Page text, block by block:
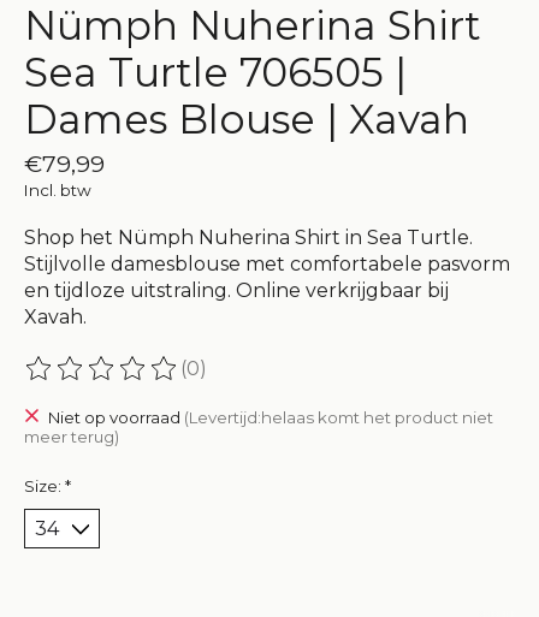
Nümph Nuherina Shirt
Sea Turtle 706505 |
Dames Blouse | Xavah
€79,99
Incl. btw
Shop het Nümph Nuherina Shirt in Sea Turtle.
Stijlvolle damesblouse met comfortabele pasvorm
en tijdloze uitstraling. Online verkrijgbaar bij
Xavah.
De beoordeling van dit product is
(0)
Niet op voorraad (Levertijd:helaas komt het product niet
meer terug)
Size: *